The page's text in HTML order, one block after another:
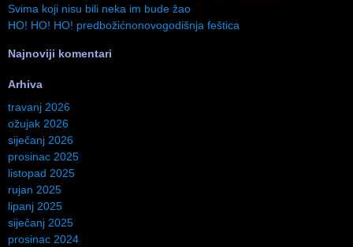
Svima koji nisu bili neka im bude žao
HO! HO! HO! predbožićnonovogodišnja feštica
Najnoviji komentari
Arhiva
travanj 2026
ožujak 2026
siječanj 2026
prosinac 2025
listopad 2025
rujan 2025
lipanj 2025
siječanj 2025
prosinac 2024